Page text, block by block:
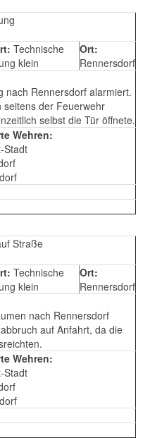
Technische
klein
Ort:
Rennersdorf
nach Rennersdorf alarmiert.
seitens der Feuerwehr
selbst die Tür öffnete.
Wehren:
Stadt
Straße
Technische
klein
Ort:
Rennersdorf
nach Rennersdorf
auf Anfahrt, da die
Wehren:
Stadt